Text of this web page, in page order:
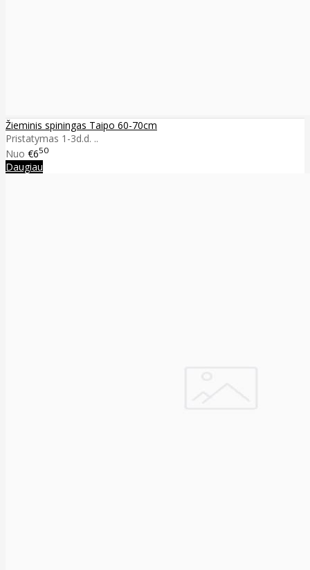
Žieminis spiningas Taipo 60-70cm
Pristatymas 1-3d.d. ..
Nuo €650
Daugiau